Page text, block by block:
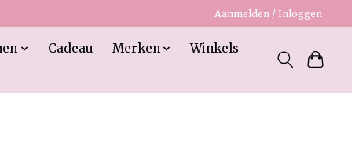
Aanmelden / Inloggen
Cadeau Merken
Winkels